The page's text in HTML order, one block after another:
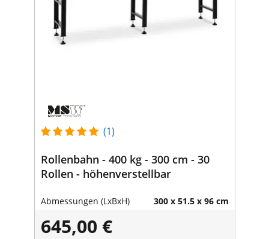
(1)
Rollenbahn - 400 kg - 300 cm - 30
Rollen - höhenverstellbar
Abmessungen (LxBxH) 300 x 51.5 x 96 cm
645,00 €